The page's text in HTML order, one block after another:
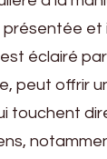
présentée
est éclairé
peut offrir
touchent